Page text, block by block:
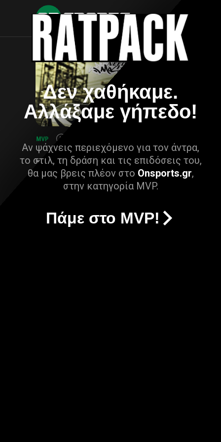
Δεν χαθήκαμε.
Αλλάξαμε γήπεδο!
Αν ψάχνεις περιεχόμενο για τον άντρα,
το στιλ, τη δράση και τις επιδόσεις του,
θα μας βρεις πλέον στο Onsports.gr,
στην κατηγορία MVP.
Πάμε στο MVP!